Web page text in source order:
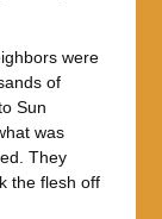
were
of
Sun
was
They
the flesh off